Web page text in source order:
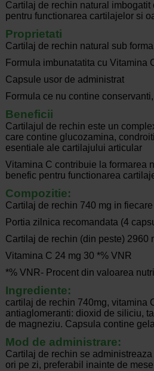
Cartilaj de rechin natural imbogatit
pentru functionarea cartilajelor si
Proprietati
Cartilaj de rechin natural sub
Formula imbunatatita cu Vitamina
Capsule usor de administrat
Formula ce nu contine
Beneficii
Cartilajul de rechin este un
care contine glucozamina,
esentiale ale cartilajului articular
Vitamina C contribuie la formarea
benefic pentru functionarea
Compozitie:
Cartilaj de rechin 740 mg in
Portia zilnica recomandata (4
Cartilaj de rechin (din peste) 2960
Vitamina C 24 mg 30 *% VNR
*% VNR- Procent din valoarea
Ingrediente:
cartilaj de rechin 740mg, vitamina
antiaglomeranti: dioxid de siliciu,
de magneziu. Capsula contine
Mod de administrare:
Cartilaj de rechin se
ori pe zi, preferabil inainte de